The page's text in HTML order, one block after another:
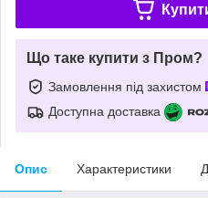
Що таке купити з Пром?
Замовлення під захистом
Доступна доставка
Опис Характеристики